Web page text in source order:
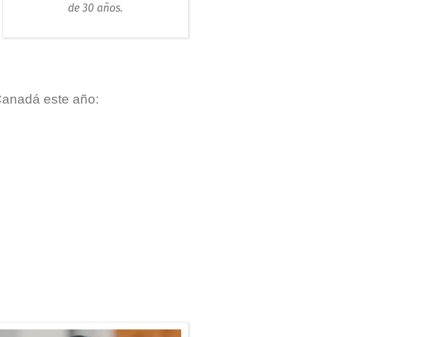
de 30 años.
este año: